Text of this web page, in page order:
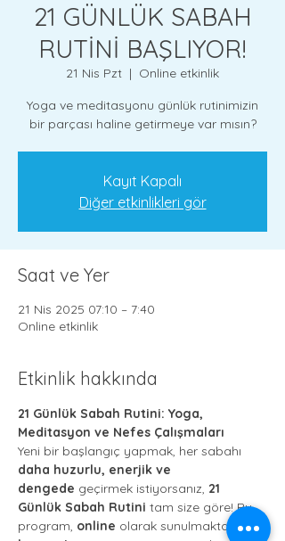
21 GÜNLÜK SABAH
RUTİNİ BAŞLIYOR!
21 Nis Pzt
  |
Online etkinlik
Yoga ve meditasyonu günlük rutinimizin
bir parçası haline getirmeye var mısın?
Kayıt Kapalı
Diğer etkinlikleri gör
Saat ve Yer
21 Nis 2025 07:10 – 7:40
Online etkinlik
Etkinlik hakkında
21 Günlük Sabah Rutini: Yoga,
Meditasyon ve Nefes Çalışmaları
Yeni bir başlangıç yapmak, her sabahı
daha huzurlu, enerjik ve
dengede geçirmek istiyorsanız, 21
Günlük Sabah Rutini tam size göre! Bu
program, online olarak sunulmakta ve